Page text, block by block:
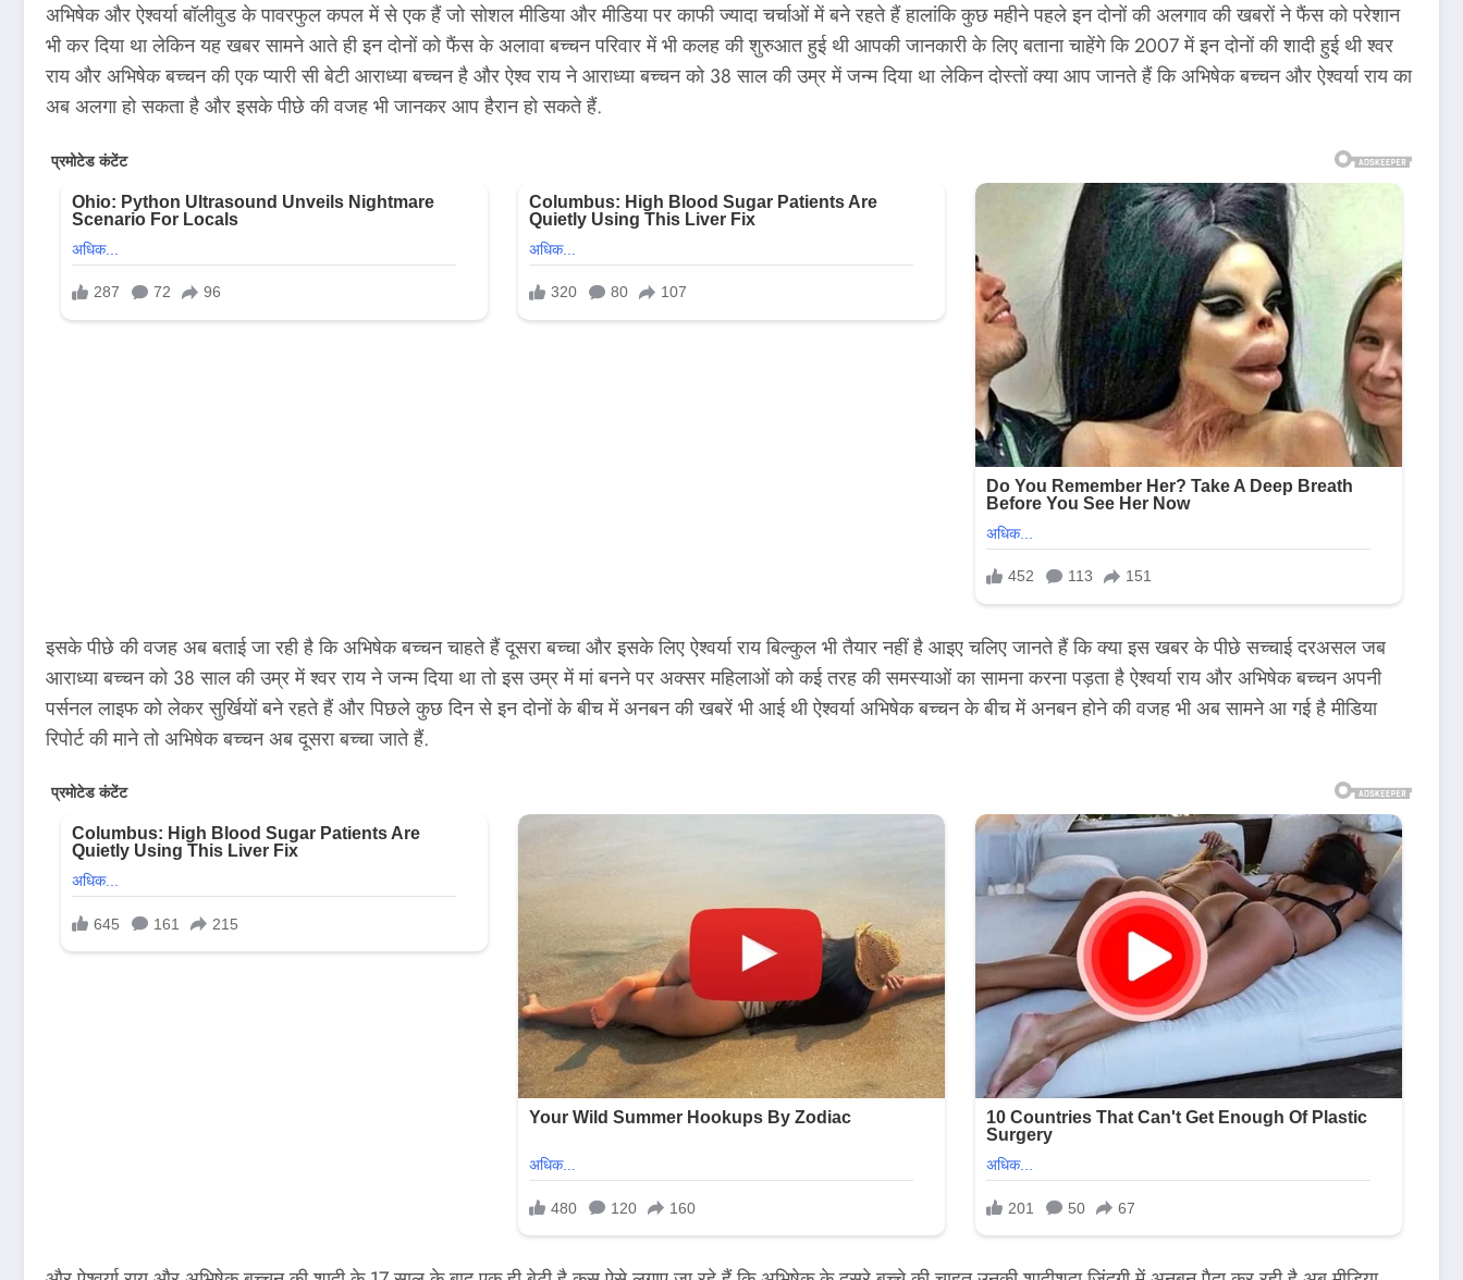
अभिषेक और ऐश्वर्या बॉलीवुड के पावरफुल कपल में से एक हैं जो सोशल मीडिया और मीडिया पर काफी ज्यादा चर्चाओं में बने रहते हैं हालांकि कुछ महीने पहले इन दोनों की अलगाव की खबरों ने फैंस को परेशान
भी कर दिया था लेकिन यह खबर सामने आते ही इन दोनों को फैंस के अलावा बच्चन परिवार में भी कलह की शुरुआत हुई थी आपकी जानकारी के लिए बताना चाहेंगे कि 2007 में इन दोनों की शादी हुई थी श्वर
राय और अभिषेक बच्चन की एक प्यारी सी बेटी आराध्या बच्चन है और ऐश्व राय ने आराध्या बच्चन को 38 साल की उम्र में जन्म दिया था लेकिन दोस्तों क्या आप जानते हैं कि अभिषेक बच्चन और ऐश्वर्या राय का
अब अलगा हो सकता है और इसके पीछे की वजह भी जानकर आप हैरान हो सकते हैं.
इसके पीछे की वजह अब बताई जा रही है कि अभिषेक बच्चन चाहते हैं दूसरा बच्चा और इसके लिए ऐश्वर्या राय बिल्कुल भी तैयार नहीं है आइए चलिए जानते हैं कि क्या इस खबर के पीछे सच्चाई दरअसल जब
आराध्या बच्चन को 38 साल की उम्र में श्वर राय ने जन्म दिया था तो इस उम्र में मां बनने पर अक्सर महिलाओं को कई तरह की समस्याओं का सामना करना पड़ता है ऐश्वर्या राय और अभिषेक बच्चन अपनी
पर्सनल लाइफ को लेकर सुर्खियों बने रहते हैं और पिछले कुछ दिन से इन दोनों के बीच में अनबन की खबरें भी आई थी ऐश्वर्या अभिषेक बच्चन के बीच में अनबन होने की वजह भी अब सामने आ गई है मीडिया
रिपोर्ट की माने तो अभिषेक बच्चन अब दूसरा बच्चा जाते हैं.